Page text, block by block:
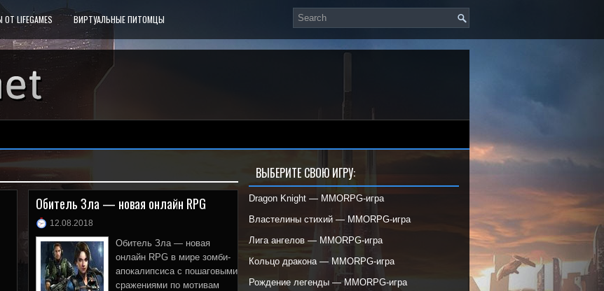
LIFEGAMES ВИРТУАЛЬНЫЕ ПИТОМЦЫ
Обитель Зла — новая онлайн RPG
12.08.2018
Обитель Зла — новая
онлайн RPG в мире зомби-
апокалипсиса с пошаговыми
сражениями по мотивам
ВЫБЕРИТЕ СВОЮ ИГРУ:
Dragon Knight — MMORPG-игра
Властелины стихий — MMORPG-игра
Лига ангелов — MMORPG-игра
Кольцо дракона — MMORPG-игра
Рождение легенды — MMORPG-игра